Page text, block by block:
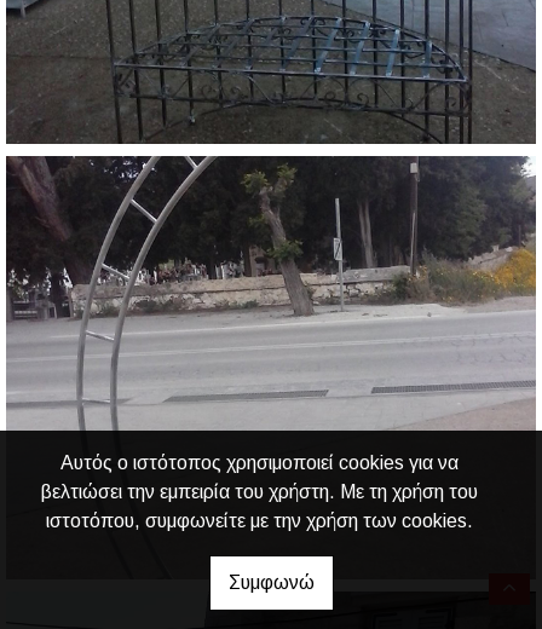
Αυτός ο ιστότοπος χρησιμοποιεί cookies για να
βελτιώσει την εμπειρία του χρήστη. Με τη χρήση του
ιστοτόπου, συμφωνείτε με την χρήση των cookies.
Συμφωνώ